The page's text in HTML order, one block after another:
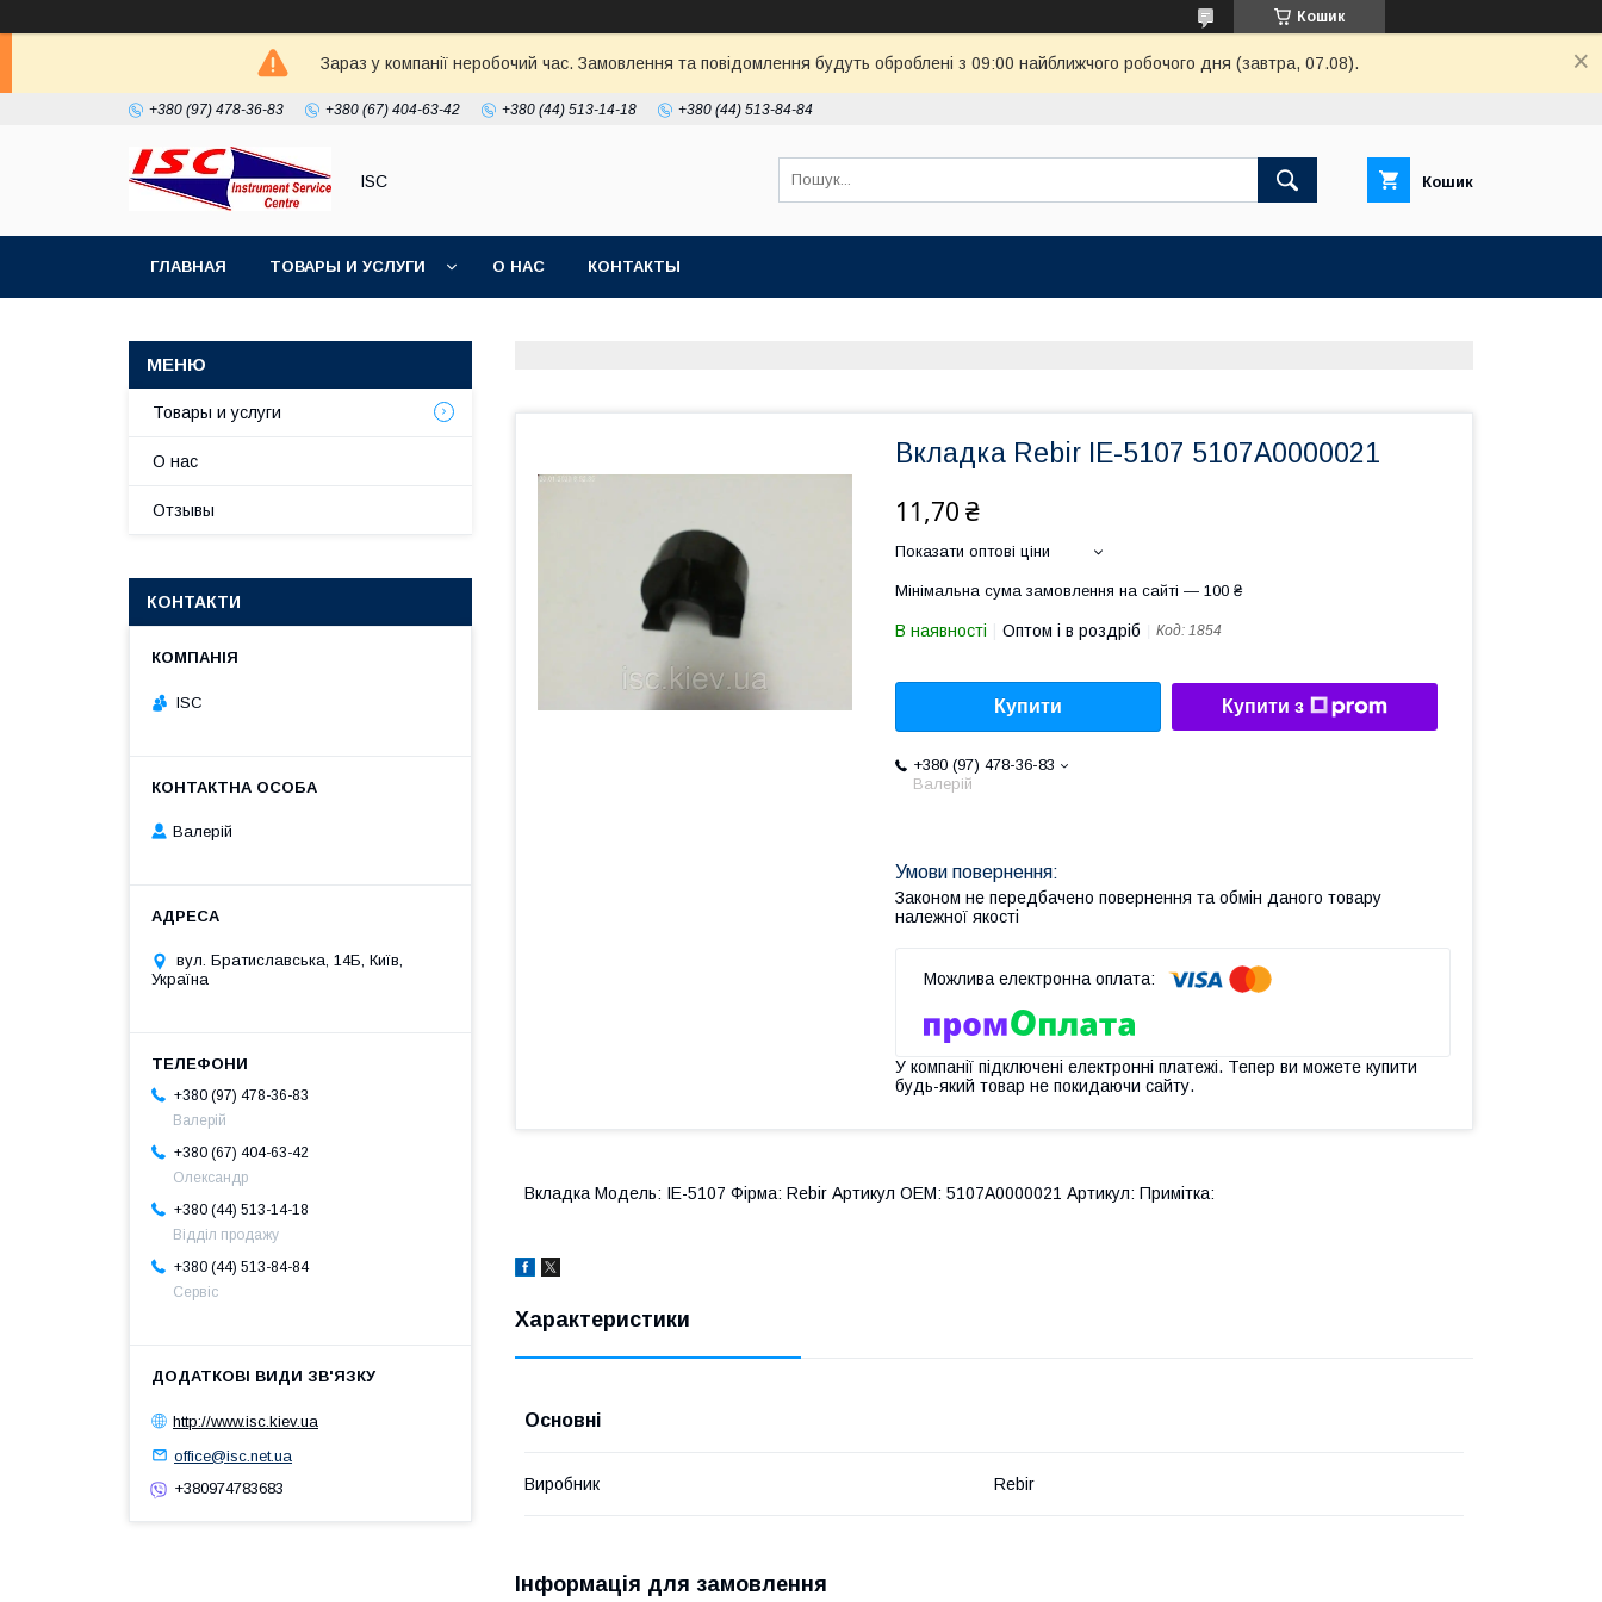
Кошик
Зараз у компанії неробочий час. Замовлення та повідомлення будуть оброблені з 09:00 найближчого робочого дня (завтра, 07.08).
+380 (97) 478-36-83 +380 (67) 404-63-42 +380 (44) 513-14-18 +380 (44) 513-84-84
ISC Кошик
ГЛАВНАЯ ТОВАРЫ И УСЛУГИ О НАС КОНТАКТЫ
Вкладка Rebir IE-5107 5107A0000021
11,70 ₴
Показати оптові ціни
Мінімальна сума замовлення на сайті — 100 ₴
В наявності Оптом і в роздріб Код: 1854
Купити Купити з
+380 (97) 478-36-83
Валерій
Законом не передбачено повернення та обмін даного товару
належної якості
У компанії підключені електронні платежі. Тепер ви можете купити
будь-який товар не покидаючи сайту.
Вкладка Модель: IE-5107 Фірма: Rebir Артикул OEM: 5107A0000021 Артикул: Примітка:
Характеристики
Основні
Виробник Rebir
Інформація для замовлення
Товары и услуги
О нас
Отзывы
КОНТАКТИ
ISC
Валерій
вул. Братиславська, 14Б, Київ,
Україна
+380 (97) 478-36-83
Валерій
+380 (67) 404-63-42
Олександр
+380 (44) 513-14-18
Відділ продажу
+380 (44) 513-84-84
Сервіс
http://www.isc.kiev.ua
office@isc.net.ua
+380974783683